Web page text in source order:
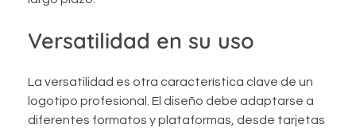
Versatilidad en su uso
La versatilidad es otra característica clave de un
logotipo profesional. El diseño debe adaptarse a
diferentes formatos y plataformas, desde tarjetas